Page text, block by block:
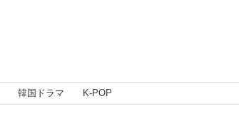
韓国ドラマ K-POP